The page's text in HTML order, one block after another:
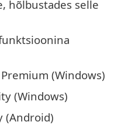
hõlbustades selle
Premium (Windows)
(Windows)
(Android)